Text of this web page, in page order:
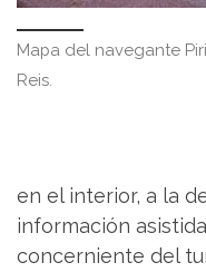
Mapa del navegante Piri
Reis.
en el interior, a la
información
concerniente del